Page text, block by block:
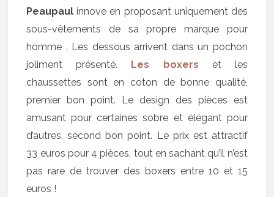
Peaupaul innove en proposant uniquement des
sous-vêtements de sa propre marque pour
homme . Les dessous arrivent dans un pochon
joliment présenté. Les boxers et les
chaussettes sont en coton de bonne qualité,
premier bon point. Le design des pièces est
amusant pour certaines sobre et élégant pour
d’autres, second bon point. Le prix est attractif
33 euros pour 4 pièces, tout en sachant qu’il n’est
pas rare de trouver des boxers entre 10 et 15
euros !